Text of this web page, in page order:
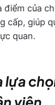
điểm của
cấp, giúp
quan.
lựa